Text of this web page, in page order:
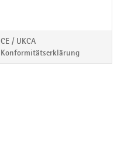
CE / UKCA
Konformitätserklärung